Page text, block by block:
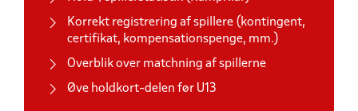
Korrekt registrering af spillere (kontingent,
certifikat, kompensationspenge, mm.)
Overblik over matchning af spillerne
Øve holdkort-delen før U13